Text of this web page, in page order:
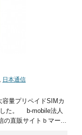
, 日本通信
量プリペイドSIMカ
した。 b-mobile法人
の直販サイトｂマー...